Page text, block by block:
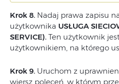
Krok 8. Nadaj prawa zapisu
użytkownika USŁUGA
SERVICE). Ten użytkownik
użytkownikiem, na którego
Krok 9. Uruchom z
wiersz poleceń, w którym